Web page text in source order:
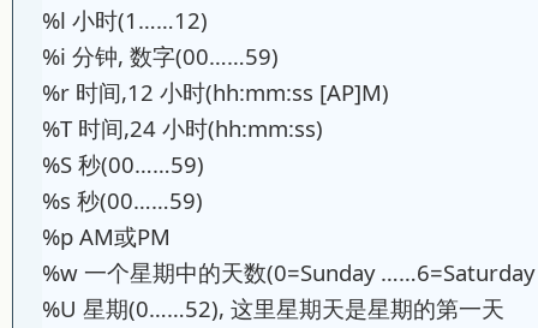
%l 小时(1……12)
%i 分钟, 数字(00……59)
%r 时间,12 小时(hh:mm:ss [AP]M)
%T 时间,24 小时(hh:mm:ss)
%S 秒(00……59)
%s 秒(00……59)
%p AM或PM
%w 一个星期中的天数(0=Sunday
%U 星期(0……52), 这里星期天是星期的第一天